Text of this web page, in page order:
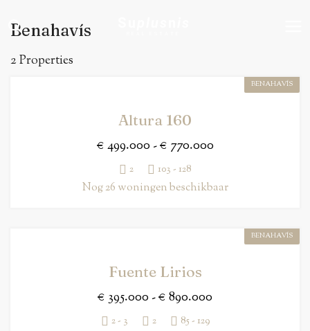
Benahavís
2 Properties
BENAHAVÍS
Altura 160
€ 499.000 - € 770.000
2 103 - 128
Nog 26 woningen beschikbaar
BENAHAVÍS
Fuente Lirios
€ 395.000 - € 890.000
2 - 3 2 85 - 129